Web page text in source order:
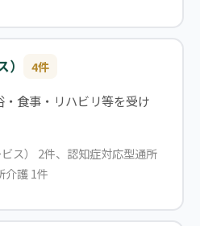
4件
食事・リハビリ等を受け
ス） 2件、認知症対応型通所
介護 1件